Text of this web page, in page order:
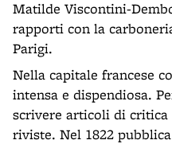
Matilde Viscontini-
rapporti con la
Parigi.
Nella capitale francese
intensa e dispendiosa.
scrivere articoli di critica
riviste. Nel 1822 pubblica